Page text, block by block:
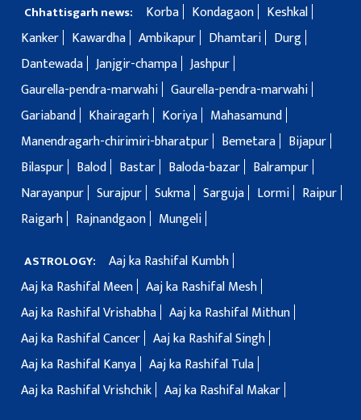
Chhattisgarh news: Korba Kondagaon
Keshkal
Kanker
Kawardha Ambikapur Dhamtari
Durg
Dantewada Janjgir-champa Jashpur
Gaurella-pendra-marwahi Gaurella-pendra-marwahi
Gariaband
Khairagarh Koriya
Mahasamund
Manendragarh-chirimiri-bharatpur
Bemetara
Bijapur
Bilaspur
Balod Bastar Baloda-bazar
Balrampur
Narayanpur Surajpur Sukma Sarguja Lormi
Raipur
Raigarh
Rajnandgaon Mungeli
ASTROLOGY:
Aaj ka Rashifal Kumbh
Aaj ka Rashifal Meen Aaj ka Rashifal Mesh
Aaj ka Rashifal Vrishabha Aaj ka Rashifal Mithun
Aaj ka Rashifal Cancer Aaj ka Rashifal Singh
Aaj ka Rashifal Kanya Aaj ka Rashifal Tula
Aaj ka Rashifal Vrishchik Aaj ka Rashifal Makar